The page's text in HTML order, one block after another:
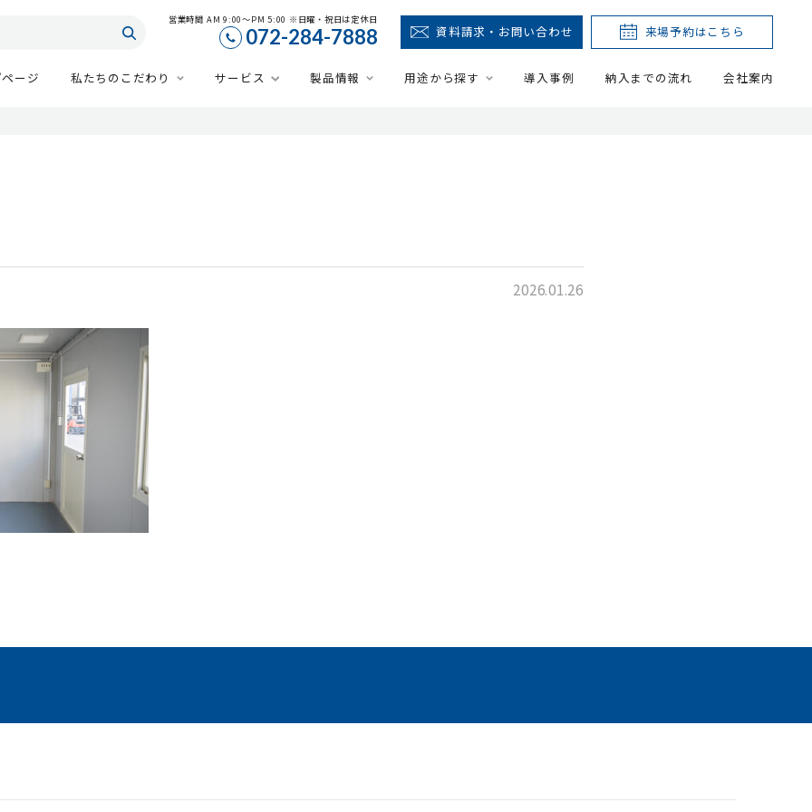
営業時間 AM 9:00～PM 5:00 ※日曜・祝日は定休日
072-284-7888 資料請求・お問い合わせ 来場予約はこちら
ージ 私たちのこだわり サービス 製品情報 用途から探す 導入事例 納入までの流れ 会社案内
2026.01.26